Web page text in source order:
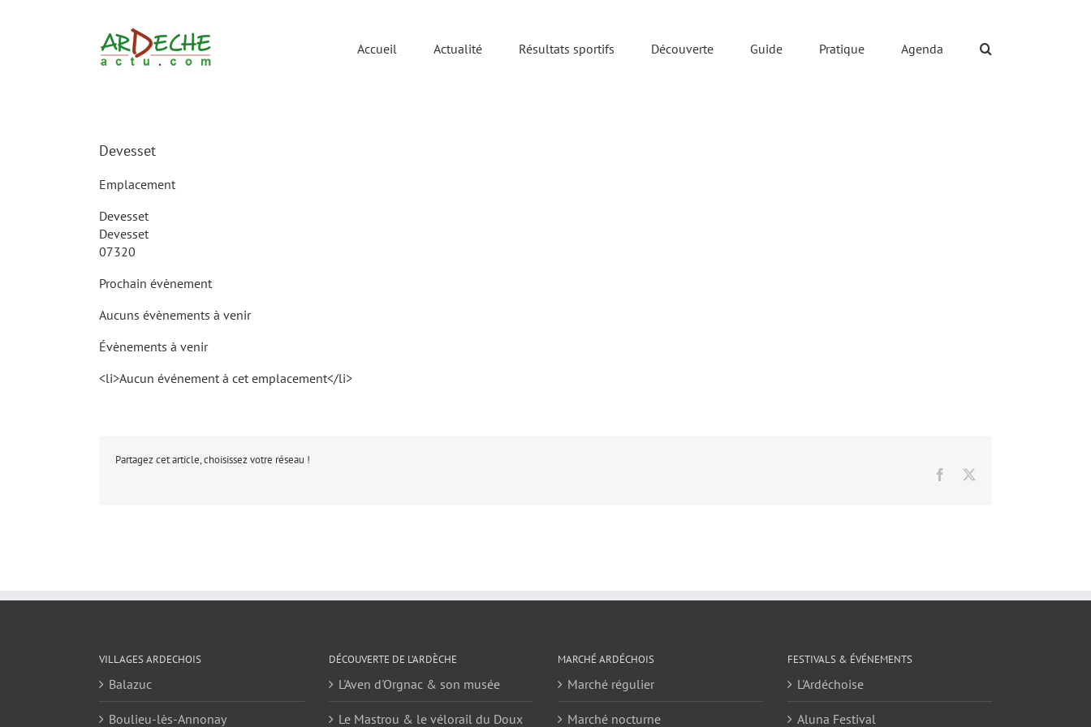
Accueil Actualité Résultats sportifs Découverte Guide Pratique Agenda
Devesset
Emplacement
Devesset
Devesset
07320
Prochain évènement
Aucuns évènements à venir
Évènements à venir
<li>Aucun événement à cet emplacement</li>
Partagez cet article, choisissez votre réseau !
Facebook
VILLAGES ARDECHOIS
Balazuc
Boulieu-lès-Annonay
DÉCOUVERTE DE L’ARDÈCHE
L'Aven d'Orgnac & son musée
Le Mastrou & le vélorail du Doux
MARCHÉ ARDÉCHOIS
Marché régulier
Marché nocturne
FESTIVALS & ÉVÉNEMENTS
L'Ardéchoise
Aluna Festival